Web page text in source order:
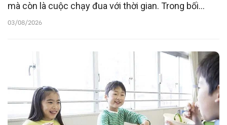
mà còn là cuộc chạy đua với thời gian. Trong bối
cảnh đó, bữa ăn bán trú tại trường học không chỉ
khoảng cách về chăm sóc dinh dưỡng giữa các
nhóm trẻ em.
03/08/2026